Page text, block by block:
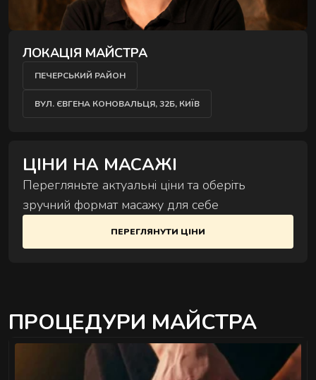
ЛОКАЦІЯ МАЙСТРА
ПЕЧЕРСЬКИЙ РАЙОН
ВУЛ. ЄВГЕНА КОНОВАЛЬЦЯ, 32Б, КИЇВ
ЦІНИ НА МАСАЖІ
Перегляньте актуальні ціни та оберіть
зручний формат масажу для себе
ПЕРЕГЛЯНУТИ ЦІНИ
ПРОЦЕДУРИ МАЙСТРА
РИТУАЛИ ВІДНОВЛЕННЯ
Комплексні процедури для глибокого
РИТУАЛИ КОРЕКЦІЇ ФІГУРИ
Комплексні процедури де масаж і обгортання
працюють разом.
РИТУАЛИ ДЛЯ ОБЛИЧЧЯ
Ручні техніки, що знімають набряки,